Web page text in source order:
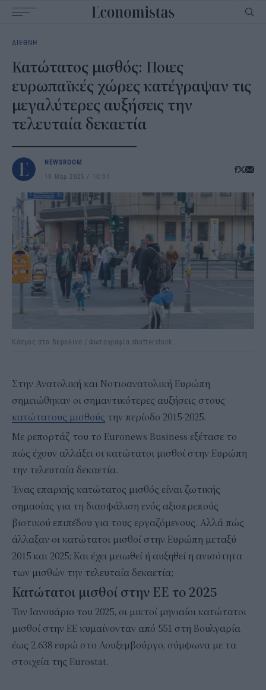
navigation
ΔΙΕΘΝΗ
Κατώτατος μισθός: Ποιες
ευρωπαϊκές χώρες κατέγραψαν τις
μεγαλύτερες αυξήσεις την
τελευταία δεκαετία
NEWSROOM
19 Μαρ 2025
10:01
Κόσμος στο Βερολίνο / Φωτογραφία shutterstock
Στην Ανατολική και Νοτιοανατολική Ευρώπη
σημειώθηκαν οι σημαντικότερες αυξήσεις στους
κατώτατους μισθούς την περίοδο 2015-2025.
Με ρεπορτάζ του το Euronews Business εξέτασε το
πώς έχουν αλλάξει οι κατώτατοι μισθοί στην Ευρώπη
την τελευταία δεκαετία.
Ένας επαρκής κατώτατος μισθός είναι ζωτικής
σημασίας για τη διασφάλιση ενός αξιοπρεπούς
βιοτικού επιπέδου για τους εργαζόμενους. Αλλά πώς
άλλαξαν οι κατώτατοι μισθοί στην Ευρώπη μεταξύ
2015 και 2025; Και έχει μειωθεί ή αυξηθεί η ανισότητα
των μισθών την τελευταία δεκαετία;
Κατώτατοι μισθοί στην ΕΕ το 2025
Τον Ιανουάριο του 2025, οι μικτοί μηνιαίοι κατώτατοι
μισθοί στην ΕΕ κυμαίνονταν από 551 στη Βουλγαρία
έως 2.638 ευρώ στο Λουξεμβούργο, σύμφωνα με τα
στοιχεία της Eurostat.